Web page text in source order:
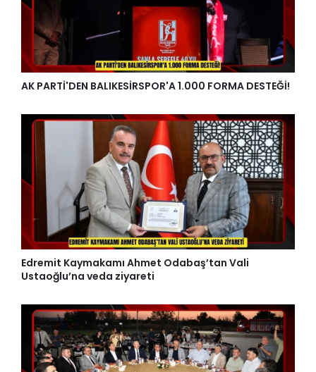
AK PARTİ'DEN BALIKESİRSPOR'A 1.000 FORMA DESTEĞİ!
Edremit Kaymakamı Ahmet Odabaş’tan Vali
Ustaoğlu’na veda ziyareti